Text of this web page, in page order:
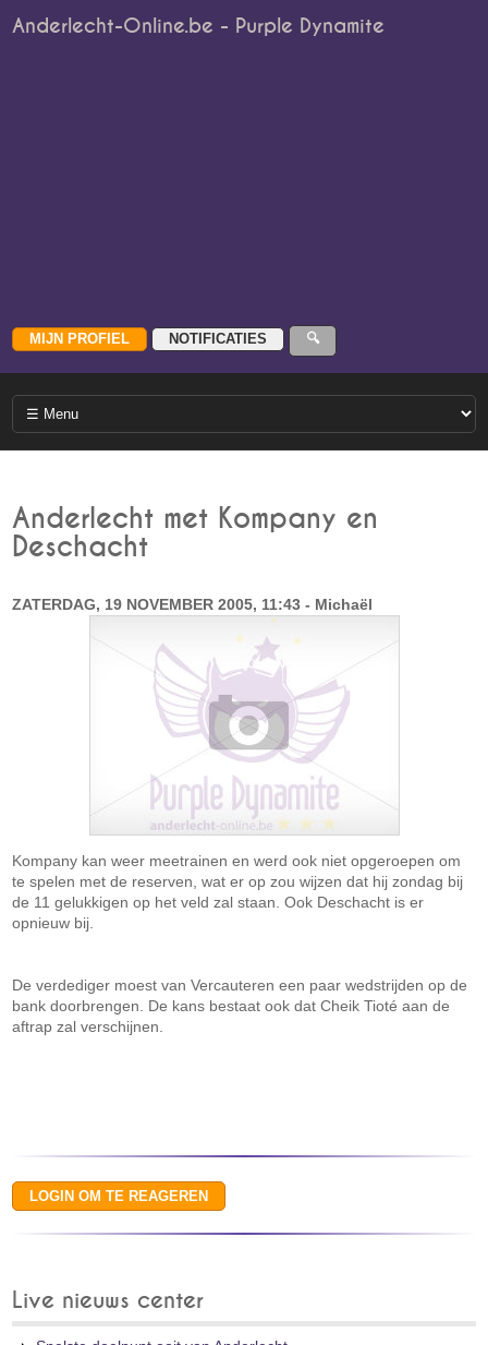
Anderlecht-Online.be - Purple Dynamite
Anderlecht met Kompany en
Deschacht
ZATERDAG, 19 NOVEMBER 2005, 11:43 - Michaël
Kompany kan weer meetrainen en werd ook niet opgeroepen om
te spelen met de reserven, wat er op zou wijzen dat hij zondag bij
de 11 gelukkigen op het veld zal staan. Ook Deschacht is er
opnieuw bij.
De verdediger moest van Vercauteren een paar wedstrijden op de
bank doorbrengen. De kans bestaat ook dat Cheik Tioté aan de
aftrap zal verschijnen.
Live nieuws center